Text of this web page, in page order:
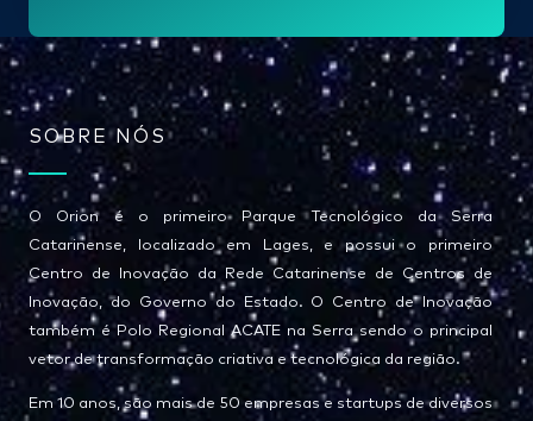
*
SOBRE NÓS
O Orion é o primeiro Parque Tecnológico da Serra
Catarinense, localizado em Lages, e possui o primeiro
Centro de Inovação da Rede Catarinense de Centros de
Inovação, do Governo do Estado. O Centro de Inovação
também é Polo Regional ACATE na Serra sendo o principal
vetor de transformação criativa e tecnológica da região.
Em 10 anos, são mais de 50 empresas e startups de diversos